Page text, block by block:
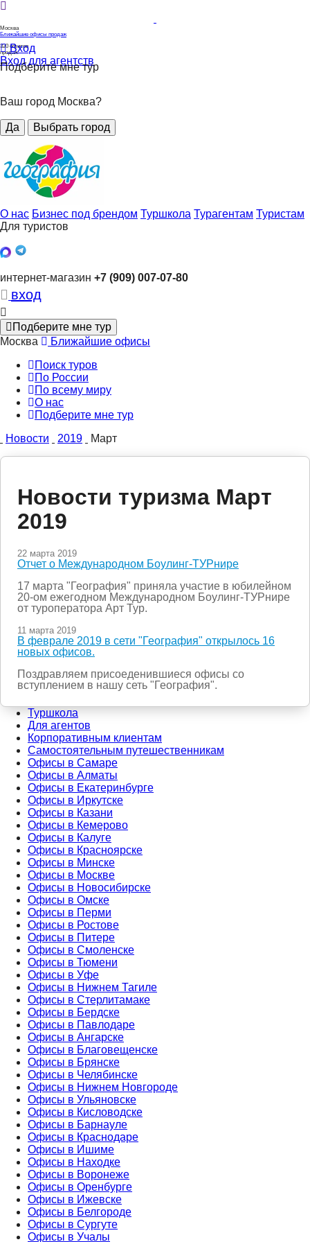
Москва
Ближайшие офисы продаж
320 офисов
продаж
Вход
Вход для агентств
Подберите мне тур
Ваш город Москва?
Да Выбрать город
О нас Бизнес под брендом Туршкола Турагентам Туристам
Для туристов
интернет-магазин +7 (909) 007-07-80
вход
Подберите мне тур
Москва
Ближайшие офисы
Поиск туров
По России
По всему миру
О нас
Подберите мне тур
Новости
2019 Март
Новости туризма Март
2019
22 марта 2019
Отчет о Международном Боулинг-ТУРнире
17 марта "География" приняла участие в юбилейном
20-ом ежегодном Международном Боулинг-ТУРнире
от туроператора Арт Тур.
11 марта 2019
В феврале 2019 в сети "География" открылось 16
новых офисов.
Поздравляем присоеденившиеся офисы со
вступлением в нашу сеть "География".
Туршкола
Для агентов
Корпоративным клиентам
Самостоятельным путешественникам
Офисы в Самаре
Офисы в Алматы
Офисы в Екатеринбурге
Офисы в Иркутске
Офисы в Казани
Офисы в Кемерово
Офисы в Калуге
Офисы в Красноярске
Офисы в Минске
Офисы в Москве
Офисы в Новосибирске
Офисы в Омске
Офисы в Перми
Офисы в Ростове
Офисы в Питере
Офисы в Смоленске
Офисы в Тюмени
Офисы в Уфе
Офисы в Нижнем Тагиле
Офисы в Стерлитамаке
Офисы в Бердске
Офисы в Павлодаре
Офисы в Ангарске
Офисы в Благовещенске
Офисы в Брянске
Офисы в Челябинске
Офисы в Нижнем Новгороде
Офисы в Ульяновске
Офисы в Кисловодске
Офисы в Барнауле
Офисы в Краснодаре
Офисы в Ишиме
Офисы в Находке
Офисы в Воронеже
Офисы в Оренбурге
Офисы в Ижевске
Офисы в Белгороде
Офисы в Сургуте
Офисы в Учалы